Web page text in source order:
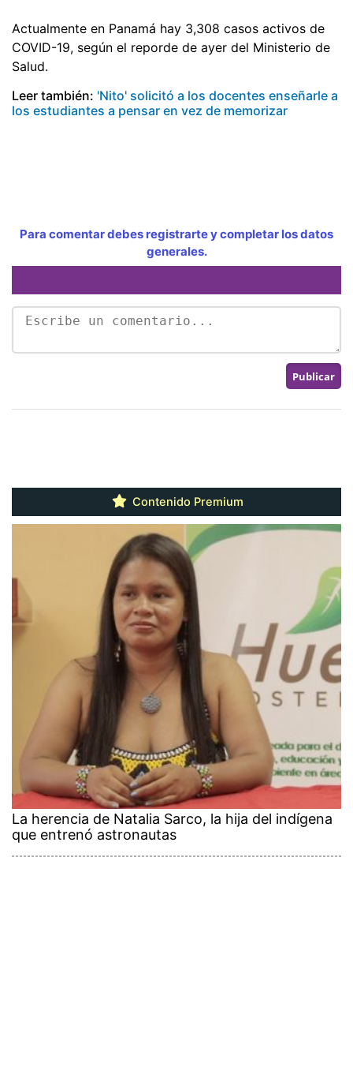
Actualmente en Panamá hay 3,308 casos activos de
COVID-19, según el reporde de ayer del Ministerio de
Salud.
Leer también: 'Nito' solicitó a los docentes enseñarle a
los estudiantes a pensar en vez de memorizar
Para comentar debes registrarte y completar los datos
generales.
Contenido Premium
La herencia de Natalia Sarco, la hija del indígena
que entrenó astronautas